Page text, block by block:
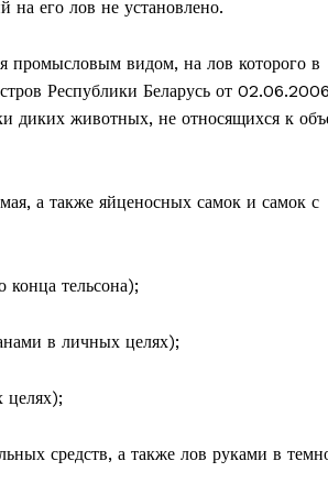
на его лов не установлено.
промысловым видом, на лов которого в
Республики Беларусь от
диких животных, не относящихся к
а также яйценосных самок и самок с
конца тельсона);
в личных целях);
целях);
средств, а также лов руками в